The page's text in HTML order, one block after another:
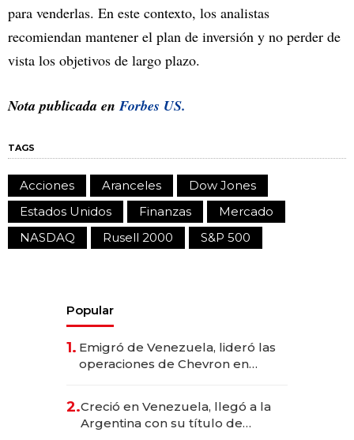
para venderlas. En este contexto, los analistas
recomiendan mantener el plan de inversión y no perder de
vista los objetivos de largo plazo.
Nota publicada enForbes US.
TAGS
Acciones Aranceles
Dow Jones
Estados Unidos
Finanzas
Mercado
NASDAQ
Rusell 2000 S&P 500
Popular
1. Emigró de Venezuela, lideró las
operaciones de Chevron en
2.Creció en Venezuela, llegó a la
Argentina con su título de